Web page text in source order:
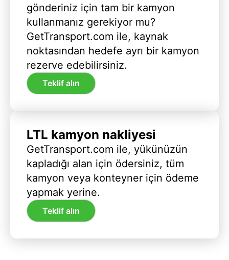
gönderiniz için tam bir kamyon
kullanmanız gerekiyor mu?
GetTransport.com ile, kaynak
noktasından hedefe ayrı bir kamyon
rezerve edebilirsiniz.
Teklif alın
LTL kamyon nakliyesi
GetTransport.com ile, yükünüzün
kapladığı alan için ödersiniz, tüm
kamyon veya konteyner için ödeme
yapmak yerine.
Teklif alın